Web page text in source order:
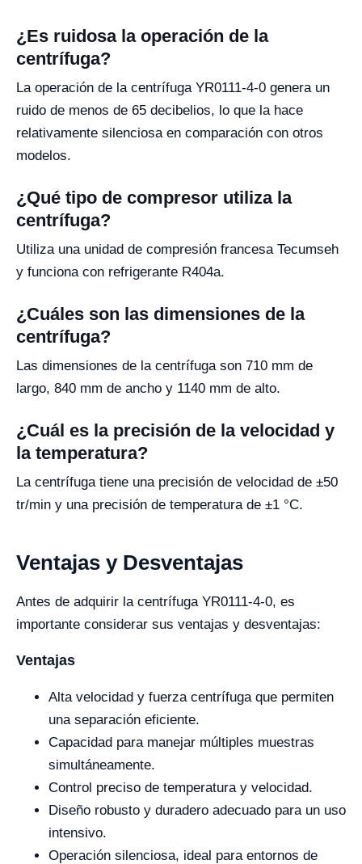
¿Es ruidosa la operación de la
centrífuga?
La operación de la centrífuga YR0111-4-0 genera un
ruido de menos de 65 decibelios, lo que la hace
relativamente silenciosa en comparación con otros
modelos.
¿Qué tipo de compresor utiliza la
centrífuga?
Utiliza una unidad de compresión francesa Tecumseh
y funciona con refrigerante R404a.
¿Cuáles son las dimensiones de la
centrífuga?
Las dimensiones de la centrífuga son 710 mm de
largo, 840 mm de ancho y 1140 mm de alto.
¿Cuál es la precisión de la velocidad y
la temperatura?
La centrífuga tiene una precisión de velocidad de ±50
tr/min y una precisión de temperatura de ±1 °C.
Ventajas y Desventajas
Antes de adquirir la centrífuga YR0111-4-0, es
importante considerar sus ventajas y desventajas:
Ventajas
Alta velocidad y fuerza centrífuga que permiten
una separación eficiente.
Capacidad para manejar múltiples muestras
simultáneamente.
Control preciso de temperatura y velocidad.
Diseño robusto y duradero adecuado para un uso
intensivo.
Operación silenciosa, ideal para entornos de